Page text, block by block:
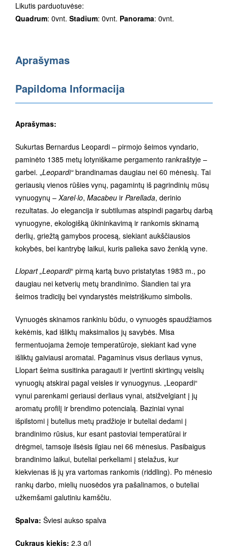
Likutis parduotuvėse:
Quadrum: 0vnt. Stadium: 0vnt. Panorama: 0vnt.
Aprašymas
Papildoma Informacija
Aprašymas:
Sukurtas Bernardus Leopardi – pirmojo šeimos vyndario,
paminėto 1385 metų lotyniškame pergamento rankraštyje –
garbei. „Leopardi“brandinamas daugiau nei 60 mėnesių. Tai
geriausių vienos rūšies vynų, pagamintų iš pagrindinių mūsų
vynuogynų – Xarel·lo, Macabeu ir Parellada, derinio
rezultatas. Jo elegancija ir subtilumas atspindi pagarbų darbą
vynuogyne, ekologišką ūkininkavimą ir rankomis skinamą
derlių, griežtą gamybos procesą, siekiant aukščiausios
kokybės, bei kantrybę laikui, kuris palieka savo ženklą vyne.
Llopart „Leopardi“ pirmą kartą buvo pristatytas 1983 m., po
daugiau nei ketverių metų brandinimo. Šiandien tai yra
šeimos tradicijų bei vyndarystės meistriškumo simbolis.
Vynuogės skinamos rankiniu būdu, o vynuogės spaudžiamos
kekėmis, kad išliktų maksimalios jų savybės. Misa
fermentuojama žemoje temperatūroje, siekiant kad vyne
išliktų gaiviausi aromatai. Pagaminus visus derliaus vynus,
Llopart šeima susitinka paragauti ir įvertinti skirtingų veislių
vynuogių atskirai pagal veisles ir vynuogynus. „Leopardi“
vynui parenkami geriausi derliaus vynai, atsižvelgiant į jų
aromatų profilį ir brendimo potencialą. Baziniai vynai
išpilstomi į butelius metų pradžioje ir buteliai dedami į
brandinimo rūsius, kur esant pastoviai temperatūrai ir
drėgmei, tamsoje ilsėsis ilgiau nei 66 mėnesius. Pasibaigus
brandinimo laikui, buteliai perkeliami į stelažus, kur
kiekvienas iš jų yra vartomas rankomis (riddling). Po mėnesio
rankų darbo, mielių nuosėdos yra pašalinamos, o buteliai
užkemšami galutiniu kamščiu.
Spalva: Šviesi aukso spalva
Cukraus kiekis: 2.3 g/l